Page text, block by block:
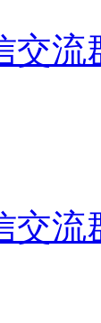
交流
交流